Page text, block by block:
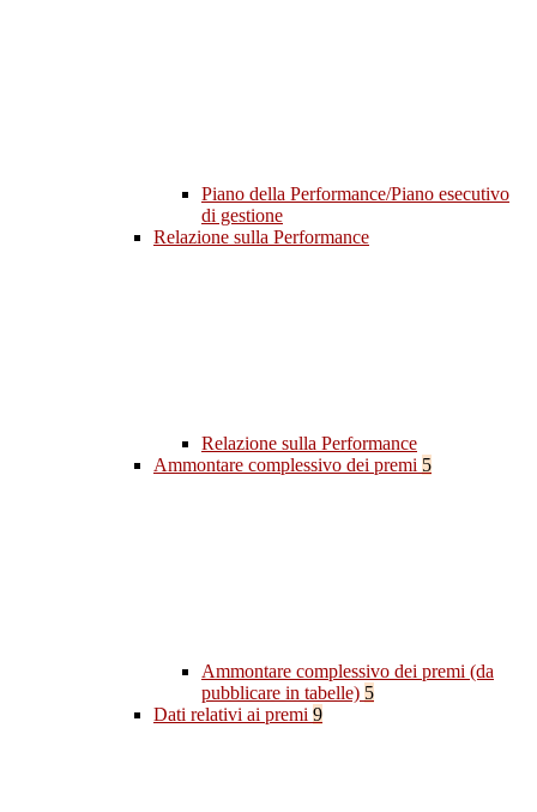
Piano della Performance/Piano esecutivo
di gestione
Relazione sulla Performance
Relazione sulla Performance
Ammontare complessivo dei premi 5
Ammontare complessivo dei premi (da
pubblicare in tabelle) 5
Dati relativi ai premi 9